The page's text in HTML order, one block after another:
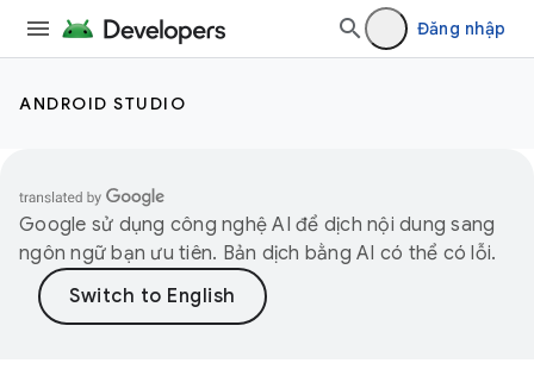
Đăng nhập
ANDROID STUDIO
Google sử dụng công nghệ AI để dịch nội dung sang
ngôn ngữ bạn ưu tiên. Bản dịch bằng AI có thể có lỗi.